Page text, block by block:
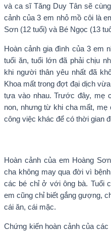
và ca sĩ Tăng Duy Tân sẽ
cảnh của 3 em nhỏ mồ côi là
Sơn (12 tuổi) và Bé Ngọc (13
Hoàn cảnh gia đình của 3 em
tuổi ăn, tuổi lớn đã phải chịu
khi người thân yêu nhất đã
Khoa mất trong đợt đại dịch
tựa vào nhau. Trước đây, mẹ
non, nhưng từ khi cha mất, mẹ
công việc khác để có thời gian
Hoàn cảnh của em Hoàng
cha không may qua đời vì
các bé chỉ ở với ông bà. Tuổi
em cũng chỉ biết gắng gượng,
cái ăn, cái mặc.
Chứng kiến hoàn cảnh của